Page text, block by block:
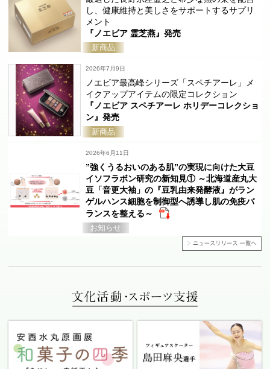
し、健康維持と美しさをサポートするサプリ
メント
『ノエビア 霊芝燕』発売
新商品
2026年7月9日
ノエビア最高峰シリーズ「スペチアーレ」メ
イクアップアイテムの限定コレクション
『ノエビア スペチアーレ ホリデーコレクショ
ン』発売
新商品
2026年6月11日
”強くうるおいのある肌”の実現に向けた大豆
イソフラボン研究の新知見① ～北海道産丸大
豆「音更大袖」の『豆乳由来発酵液』がラン
ゲルハンス細胞を制御型へ誘導し肌の免疫バ
ランスを整える～
お知らせ